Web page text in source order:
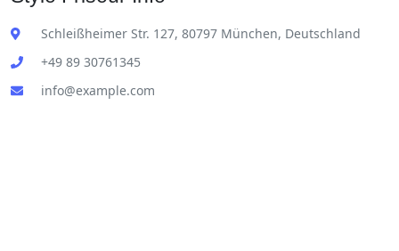
Schleißheimer Str. 127, 80797 München, Deutschland
+49 89 30761345
info@example.com